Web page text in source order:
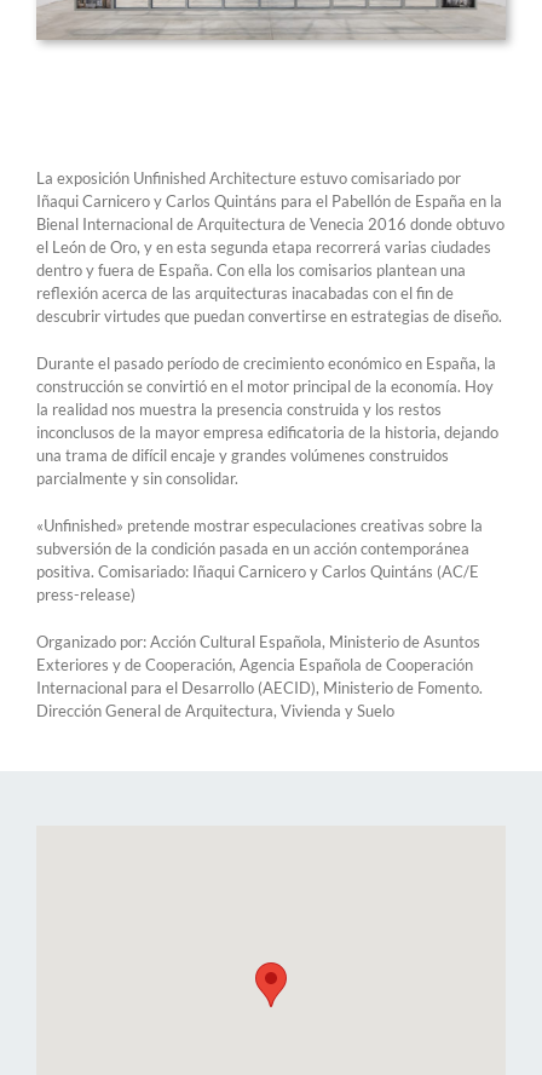
La exposición Unfinished Architecture estuvo comisariado por
Iñaqui Carnicero y Carlos Quintáns para el Pabellón de España en la
Bienal Internacional de Arquitectura de Venecia 2016 donde obtuvo
el León de Oro, y en esta segunda etapa recorrerá varias ciudades
dentro y fuera de España. Con ella los comisarios plantean una
reflexión acerca de las arquitecturas inacabadas con el fin de
descubrir virtudes que puedan convertirse en estrategias de diseño.
Durante el pasado período de crecimiento económico en España, la
construcción se convirtió en el motor principal de la economía. Hoy
la realidad nos muestra la presencia construida y los restos
inconclusos de la mayor empresa edificatoria de la historia, dejando
una trama de difícil encaje y grandes volúmenes construidos
parcialmente y sin consolidar.
«Unfinished» pretende mostrar especulaciones creativas sobre la
subversión de la condición pasada en un acción contemporánea
positiva. Comisariado: Iñaqui Carnicero y Carlos Quintáns (AC/E
press-release)
Organizado por: Acción Cultural Española, Ministerio de Asuntos
Exteriores y de Cooperación, Agencia Española de Cooperación
Internacional para el Desarrollo (AECID), Ministerio de Fomento.
Dirección General de Arquitectura, Vivienda y Suelo